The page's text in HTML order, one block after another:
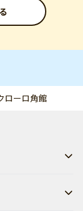
ーロ角館